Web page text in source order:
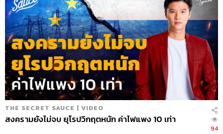
108
ABOUT THE HOST
นครินทร์ วนกิจไพบูลย์
บรรณาธิการบริหาร สำนักข่าว THE
STANDARD วิทยากรด้านสื่อและการทำคอน
เทนต์ออนไลน์
THE SECRET SAUCE | VIDEO
สงครามยังไม่จบ ยุโรปวิกฤตหนัก ค่าไฟแพง 10 เท่า
94